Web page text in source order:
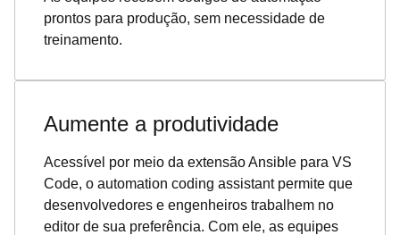
prontos para produção, sem necessidade de
treinamento.
Aumente a produtividade
Acessível por meio da extensão Ansible para VS
Code, o automation coding assistant permite que
desenvolvedores e engenheiros trabalhem no
editor de sua preferência. Com ele, as equipes